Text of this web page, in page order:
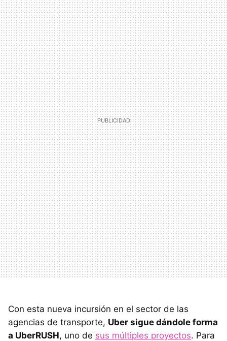
Con esta nueva incursión en el sector de las
agencias de transporte, Uber sigue dándole forma
a UberRUSH, uno de sus múltiples proyectos. Para